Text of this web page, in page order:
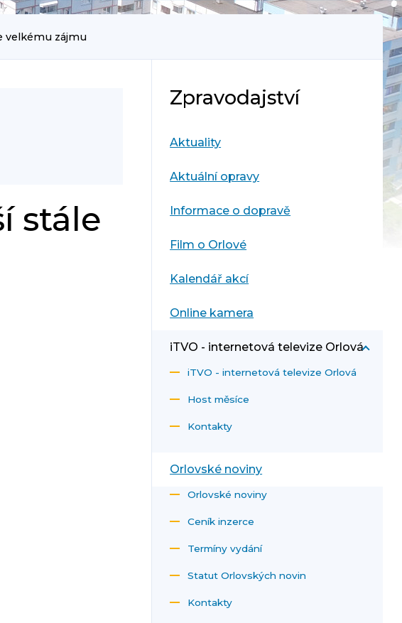
velkému zájmu
stále
Zpravodajství
Aktuality
Aktuální opravy
Informace o dopravě
Film o Orlové
Kalendář akcí
Online kamera
iTVO - internetová televize Orlová
iTVO - internetová televize Orlová
Host měsíce
Kontakty
Orlovské noviny
Orlovské noviny
Ceník inzerce
Termíny vydání
Statut Orlovských novin
Kontakty